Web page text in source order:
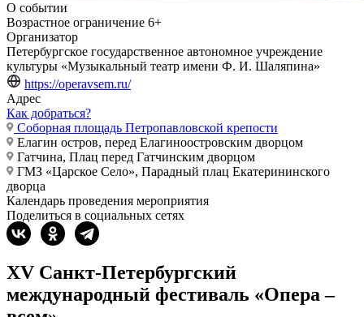
О событии
Возрастное ограничение 6+
Организатор
Петербургское государственное автономное учреждение
культуры «Музыкальный театр имени Ф. И. Шаляпина»
https://operavsem.ru/
Адрес
Как добраться?
Соборная площадь Петропавловской крепости
Елагин остров, перед Елагиноостровским дворцом
Гатчина, Плац перед Гатчинским дворцом
ГМЗ «Царское Село», Парадный плац Екатерининского
дворца
Календарь проведения мероприятия
Поделиться в социальных сетях
XV Санкт-Петербургский
международный фестиваль «Опера –